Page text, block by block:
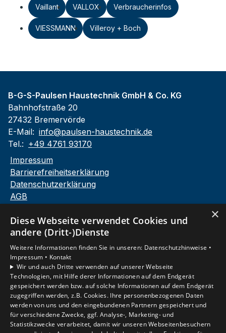
Vaillant VALLOX Verbraucherinfos
VIESSMANN Villeroy + Boch
B-G-S-Paulsen Haustechnik GmbH & Co. KG
Bahnhofstraße 20
27432 Bremervörde
E-Mail: info@paulsen-haustechnik.de
Tel.: +49 4761 93170
Impressum
Barrierefreiheitserklärung
Datenschutzerklärung
AGB
Unsere Bereiche
Privatkunden
Gewerbekunden
Karriere
Unternehmen
Kontakt
Um externe HTML-Inhalte anzuzeigen, benötigen
×
Diese Webseite verwendet Cookies und
andere (Dritt-)Dienste
Weitere Informationen finden Sie in unseren: Datenschutzhinweise •
Impressum • Kontakt
Wir und auch Dritte verwenden auf unserer Webseite
Technologien, mit Hilfe derer Informationen auf dem Endgerät
gespeichert werden bzw. auf solche Informationen auf dem Endgerät
zugegriffen werden, z.B. Cookies. Ihre personenbezogenen Daten
werden von uns und den eingebundenen Partnern gespeichert und
für verschiedene Zwecke, ggf. Analyse-, Marketing- und
Statistikzwecke verarbeitet, damit wir unseren Webseitenbesuchern